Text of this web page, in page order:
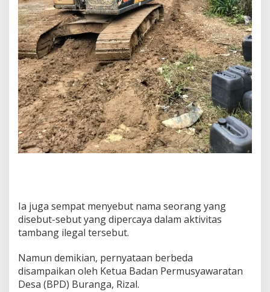
Ia juga sempat menyebut nama seorang yang
disebut-sebut yang dipercaya dalam aktivitas
tambang ilegal tersebut.
Namun demikian, pernyataan berbeda
disampaikan oleh Ketua Badan Permusyawaratan
Desa (BPD) Buranga, Rizal.